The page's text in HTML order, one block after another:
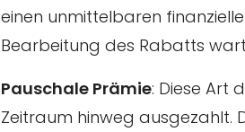
einen unmittelbaren
Bearbeitung des Rabatts
Pauschale Prämie: Diese Art
Zeitraum hinweg ausgezahlt.